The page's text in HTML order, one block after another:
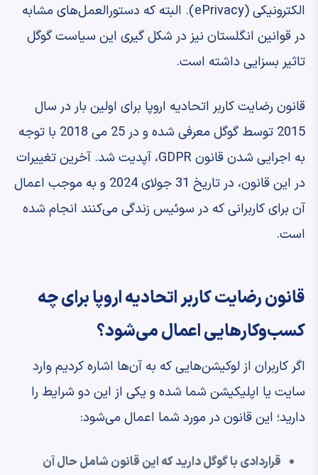
الکترونیکی (ePrivacy). البته که دستورالعمل‌های مشابه
در قوانین انگلستان نیز در شکل گیری این سیاست گوگل
تاثیر بسزایی داشته است.
قانون رضایت کاربر اتحادیه اروپا برای اولین بار در سال
2015 توسط گوگل معرفی شده و در 25 می 2018 با توجه
به اجرایی شدن قانون GDPR، آپدیت شد. آخرین تغییرات
در این قانون، در تاریخ 31 جولای 2024 و به موجب اعمال
آن برای کاربرانی که در سوئیس زندگی می‌کنند انجام شده
است.
قانون رضایت کاربر اتحادیه اروپا برای چه
کسب‌وکارهایی اعمال می‌شود؟
اگر کاربران از لوکیشن‌هایی که به آن‌ها اشاره کردیم وارد
سایت یا اپلیکیشن شما شده و یکی از این دو شرایط را
دارید؛ این قانون در مورد شما اعمال می‌شود:
قراردادی با گوگل دارید که این قانون شامل حال آن